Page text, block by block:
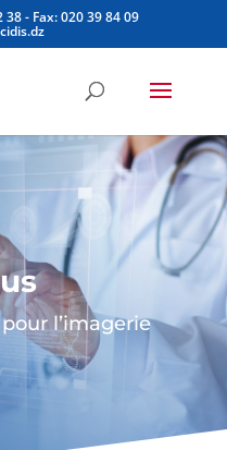
- Fax: 020 39 84 09
l’imagerie